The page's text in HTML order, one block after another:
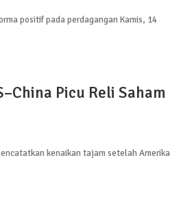
positif pada perdagangan Kamis, 14
Picu Reli Saham
kenaikan tajam setelah Amerika